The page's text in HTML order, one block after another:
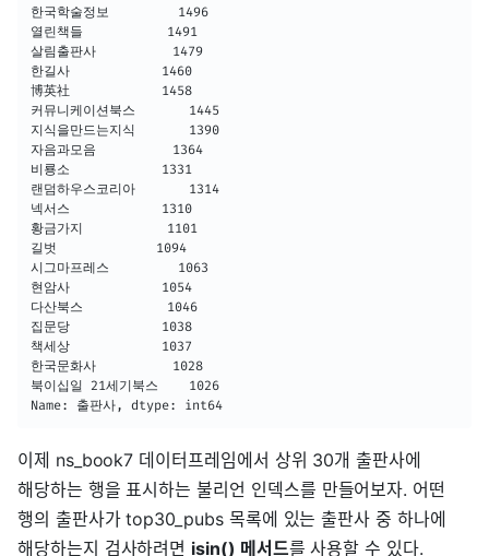
한국학술정보         1496
열린책들           1491
살림출판사          1479
한길사            1460
博英社            1458
커뮤니케이션북스       1445
지식을만드는지식       1390
자음과모음          1364
비룡소            1331
랜덤하우스코리아       1314
넥서스            1310
황금가지           1101
길벗             1094
시그마프레스         1063
현암사            1054
다산북스           1046
집문당            1038
책세상            1037
한국문화사          1028
북이십일 21세기북스    1026
Name: 출판사, dtype: int64
이제 ns_book7 데이터프레임에서 상위 30개 출판사에
해당하는 행을 표시하는 불리언 인덱스를 만들어보자. 어떤
행의 출판사가 top30_pubs 목록에 있는 출판사 중 하나에
해당하는지 검사하려면 isin() 메서드를 사용할 수 있다.